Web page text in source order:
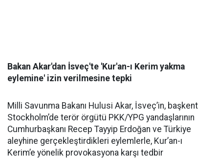
Bakan Akar'dan İsveç'te 'Kur'an-ı Kerim yakma
eylemine' izin verilmesine tepki
Milli Savunma Bakanı Hulusi Akar, İsveç’in, başkent
Stockholm’de terör örgütü PKK/YPG yandaşlarının
Cumhurbaşkanı Recep Tayyip Erdoğan ve Türkiye
aleyhine gerçekleştirdikleri eylemlerle, Kur’an-ı
Kerim’e yönelik provokasyona karşı tedbir